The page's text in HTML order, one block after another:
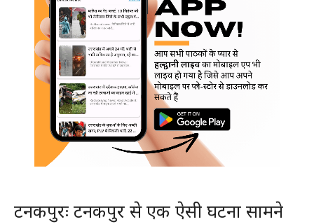
टनकपुरः टनकपुर से एक ऐसी घटना सामने